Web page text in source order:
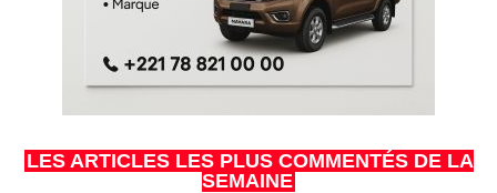
LES ARTICLES LES PLUS COMMENTÉS DE LA
SEMAINE